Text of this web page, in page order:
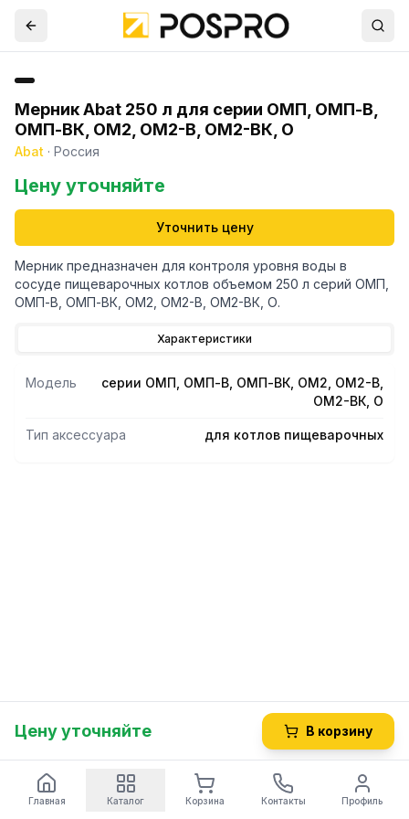
Мерник Abat 250 л для серии ОМП, ОМП-В,
ОМП-ВК, ОМ2, ОМ2-В, ОМ2-ВК, О
Abat · Россия
Цену уточняйте
Уточнить цену
Мерник предназначен для контроля уровня воды в
сосуде пищеварочных котлов объемом 250 л серий ОМП,
ОМП-В, ОМП-ВК, ОМ2, ОМ2-В, ОМ2-ВК, О.
Характеристики
Модель
серии ОМП, ОМП-В, ОМП-ВК, ОМ2, ОМ2-В,
ОМ2-ВК, О
Тип аксессуара для котлов пищеварочных
Цену уточняйте В корзину
Главная Каталог Корзина Контакты Профиль